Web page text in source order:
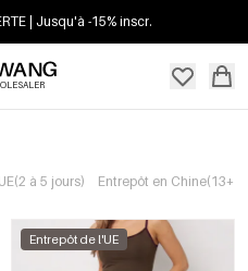
| Jusqu'à -15% inscr.
à 5 jours) Entrepôt en Chine(13+
Entrepôt de l'UE